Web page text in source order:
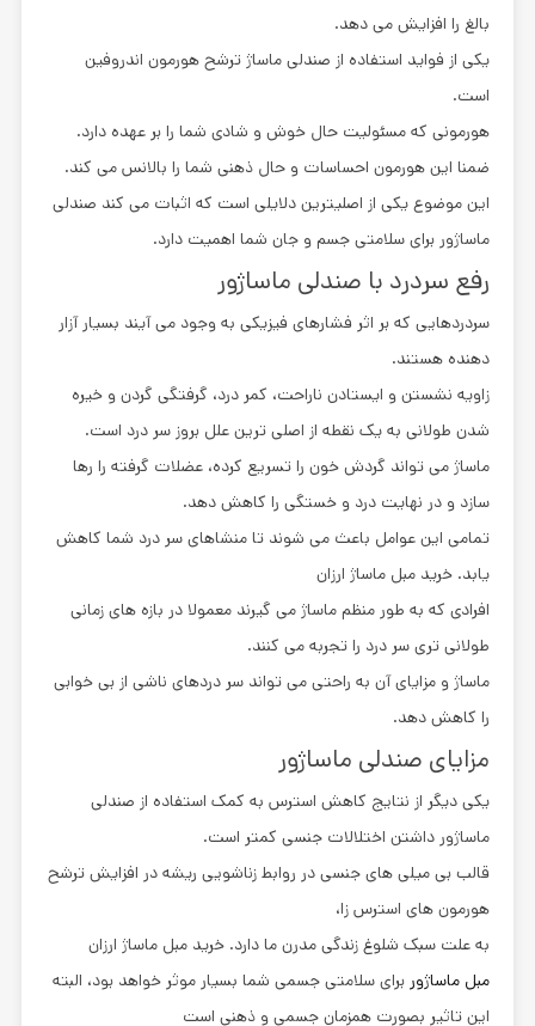
بالغ را افزایش می دهد.
یکی از فواید استفاده از صندلی ماساژ ترشح هورمون اندروفین
است.
هورمونی که مسئولیت حال خوش و شادی شما را بر عهده دارد.
ضمنا این هورمون احساسات و حال ذهنی شما را بالانس می کند.
این موضوع یکی از اصلیترین دلایلی است که اثبات می کند صندلی
ماساژور برای سلامتی جسم و جان شما اهمیت دارد.
رفع سردرد با صندلی ماساژور
سردردهایی که بر اثر فشارهای فیزیکی به وجود می آیند بسیار آزار
دهنده هستند.
زاویه نشستن و ایستادن ناراحت، کمر درد، گرفتگی گردن و خیره
شدن طولانی به یک نقطه از اصلی ترین علل بروز سر درد است.
ماساژ می تواند گردش خون را تسریع کرده، عضلات گرفته را رها
سازد و در نهایت درد و خستگی را کاهش دهد.
تمامی این عوامل باعث می شوند تا منشاهای سر درد شما کاهش
یابد. خرید مبل ماساژ ارزان
افرادی که به طور منظم ماساژ می گیرند معمولا در بازه های زمانی
طولانی تری سر درد را تجربه می کنند.
ماساژ و مزایای آن به راحتی می تواند سر دردهای ناشی از بی خوابی
را کاهش دهد.
مزایای صندلی ماساژور
یکی دیگر از نتایج کاهش استرس به کمک استفاده از صندلی
ماساژور داشتن اختلالات جنسی کمتر است.
قالب بی میلی های جنسی در روابط زناشویی ریشه در افزایش ترشح
هورمون های استرس زا،
به علت سبک شلوغ زندگی مدرن ما دارد. خرید مبل ماساژ ارزان
مبل ماساژور برای سلامتی جسمی شما بسیار موثر خواهد بود، البته
این تاثیر بصورت همزمان جسمی و ذهنی است